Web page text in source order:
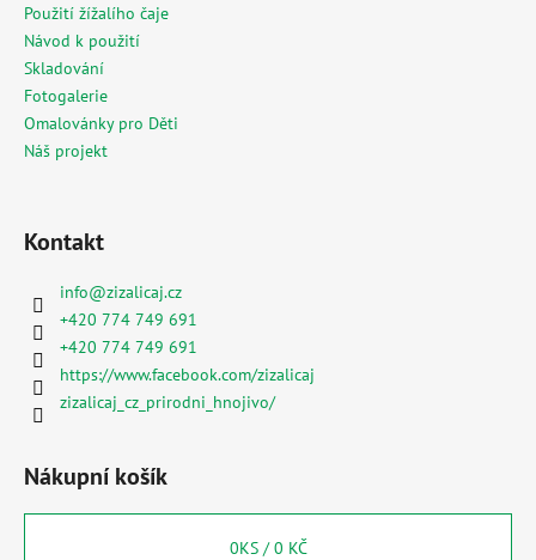
Použití žížalího čaje
Návod k použití
Skladování
Fotogalerie
Omalovánky pro Děti
Náš projekt
Kontakt
info@zizalicaj.cz
+420 774 749 691
+420 774 749 691
https://www.facebook.com/zizalicaj
zizalicaj_cz_prirodni_hnojivo/
Nákupní košík
0KS /0 KČ